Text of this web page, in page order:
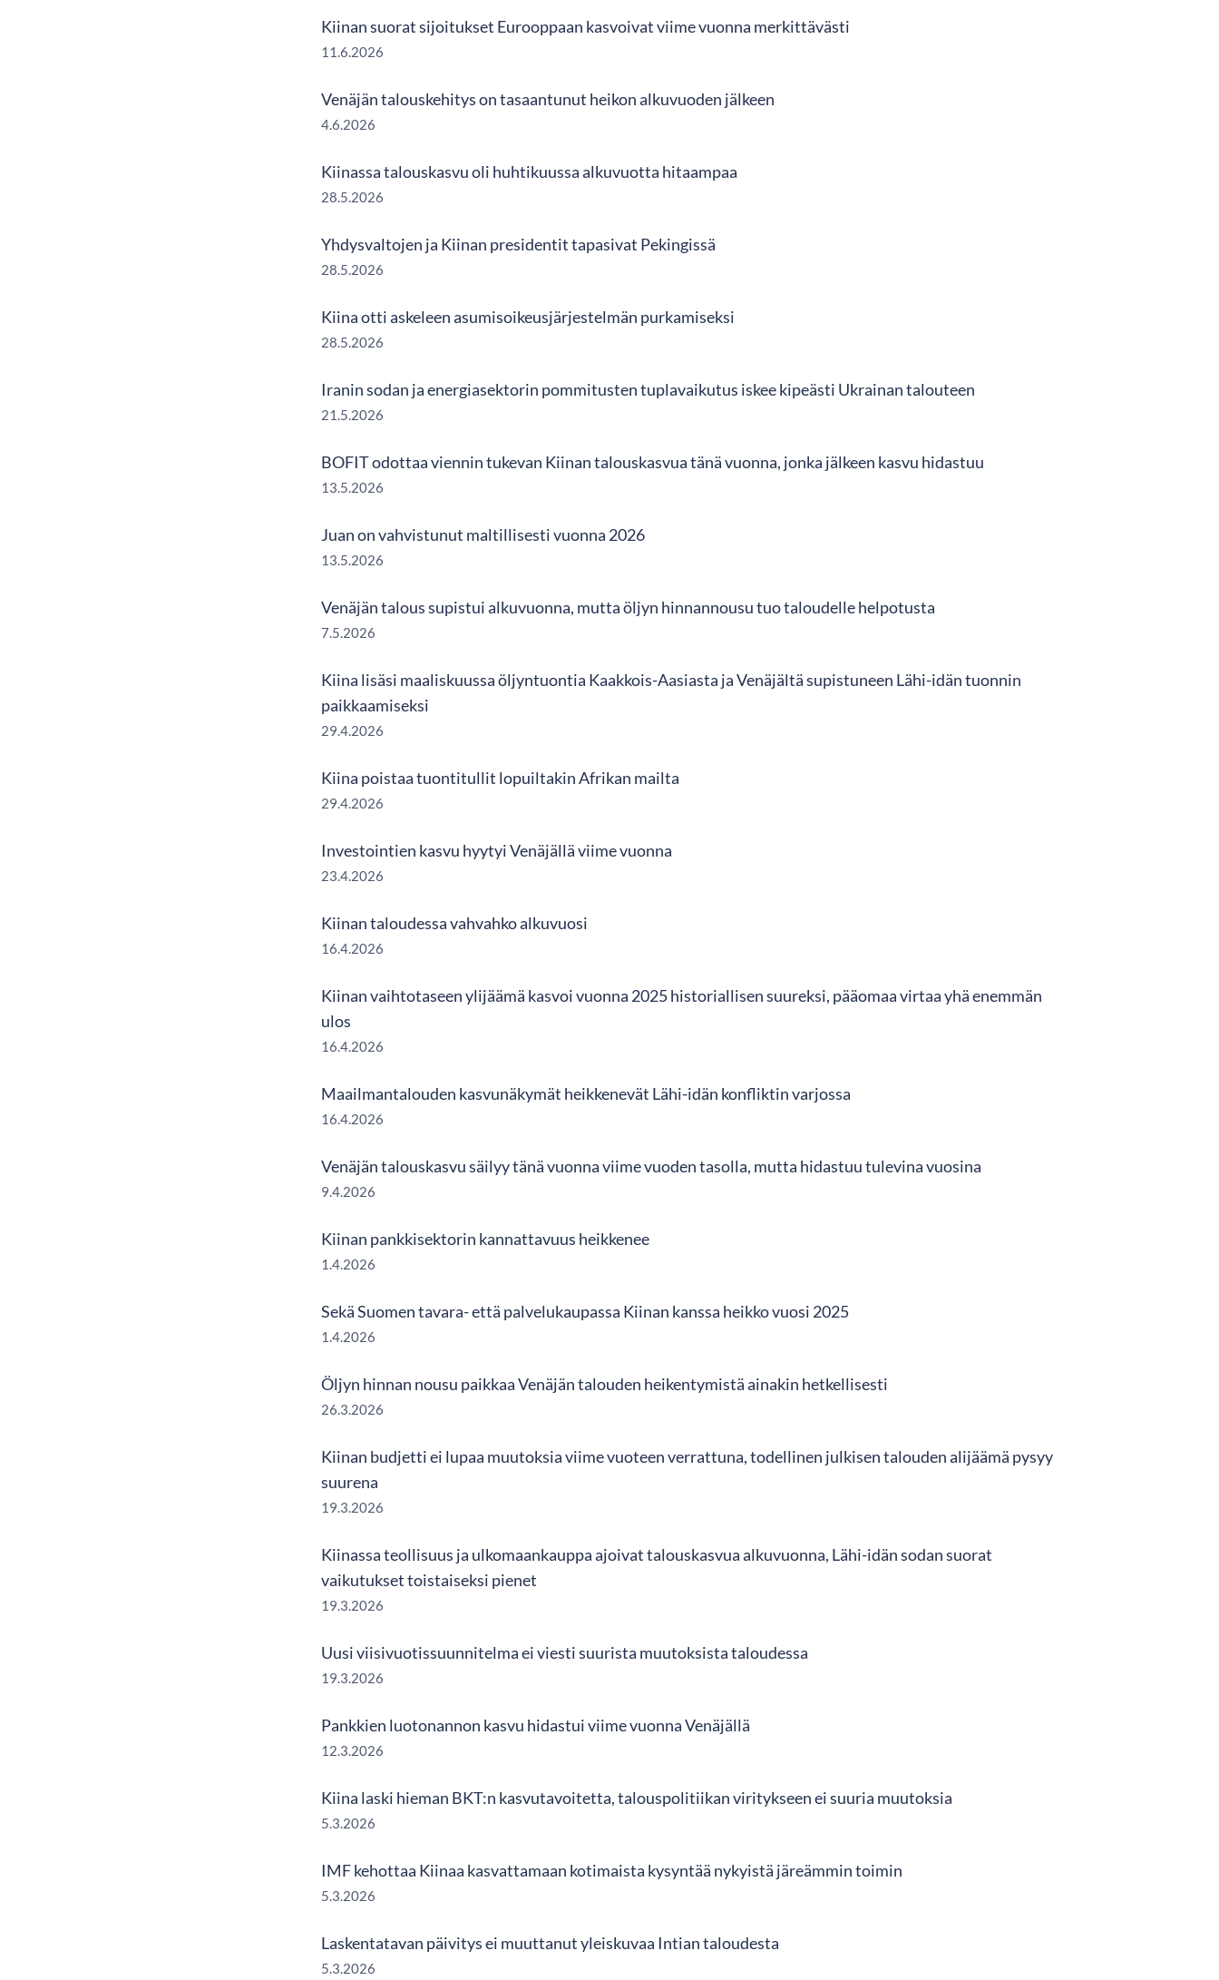
Kiinan suorat sijoitukset Eurooppaan kasvoivat viime vuonna merkittävästi
11.6.2026
Venäjän talouskehitys on tasaantunut heikon alkuvuoden jälkeen
4.6.2026
Kiinassa talouskasvu oli huhtikuussa alkuvuotta hitaampaa
28.5.2026
Yhdysvaltojen ja Kiinan presidentit tapasivat Pekingissä
28.5.2026
Kiina otti askeleen asumisoikeusjärjestelmän purkamiseksi
28.5.2026
Iranin sodan ja energiasektorin pommitusten tuplavaikutus iskee kipeästi Ukrainan talouteen
21.5.2026
BOFIT odottaa viennin tukevan Kiinan talouskasvua tänä vuonna, jonka jälkeen kasvu hidastuu
13.5.2026
Juan on vahvistunut maltillisesti vuonna 2026
13.5.2026
Venäjän talous supistui alkuvuonna, mutta öljyn hinnannousu tuo taloudelle helpotusta
7.5.2026
Kiina lisäsi maaliskuussa öljyntuontia Kaakkois-Aasiasta ja Venäjältä supistuneen Lähi-idän tuonnin
paikkaamiseksi
29.4.2026
Kiina poistaa tuontitullit lopuiltakin Afrikan mailta
29.4.2026
Investointien kasvu hyytyi Venäjällä viime vuonna
23.4.2026
Kiinan taloudessa vahvahko alkuvuosi
16.4.2026
Kiinan vaihtotaseen ylijäämä kasvoi vuonna 2025 historiallisen suureksi, pääomaa virtaa yhä enemmän
ulos
16.4.2026
Maailmantalouden kasvunäkymät heikkenevät Lähi-idän konfliktin varjossa
16.4.2026
Venäjän talouskasvu säilyy tänä vuonna viime vuoden tasolla, mutta hidastuu tulevina vuosina
9.4.2026
Kiinan pankkisektorin kannattavuus heikkenee
1.4.2026
Sekä Suomen tavara- että palvelukaupassa Kiinan kanssa heikko vuosi 2025
1.4.2026
Öljyn hinnan nousu paikkaa Venäjän talouden heikentymistä ainakin hetkellisesti
26.3.2026
Kiinan budjetti ei lupaa muutoksia viime vuoteen verrattuna, todellinen julkisen talouden alijäämä pysyy
suurena
19.3.2026
Kiinassa teollisuus ja ulkomaankauppa ajoivat talouskasvua alkuvuonna, Lähi-idän sodan suorat
vaikutukset toistaiseksi pienet
19.3.2026
Uusi viisivuotissuunnitelma ei viesti suurista muutoksista taloudessa
19.3.2026
Pankkien luotonannon kasvu hidastui viime vuonna Venäjällä
12.3.2026
Kiina laski hieman BKT:n kasvutavoitetta, talouspolitiikan viritykseen ei suuria muutoksia
5.3.2026
IMF kehottaa Kiinaa kasvattamaan kotimaista kysyntää nykyistä järeämmin toimin
5.3.2026
Laskentatavan päivitys ei muuttanut yleiskuvaa Intian taloudesta
5.3.2026